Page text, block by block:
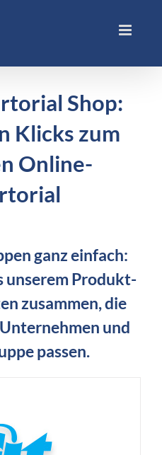
Shop:
Klicks zum
Online-
ganz einfach:
unserem Produkt-
zusammen, die
und
passen.